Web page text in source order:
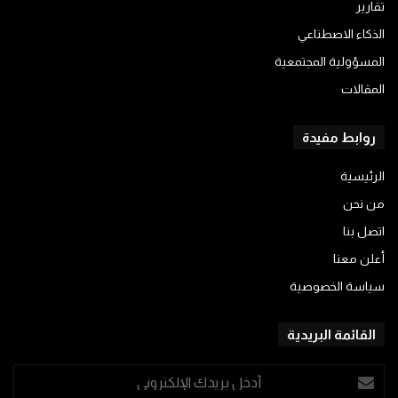
تقارير
الذكاء الاصطناعي
المسؤولية المجتمعية
المقالات
روابط مفيدة
الرئيسية
من نحن
اتصل بنا
أعلن معنا
سياسة الخصوصية
القائمة البريدية
أدخل
بريدك